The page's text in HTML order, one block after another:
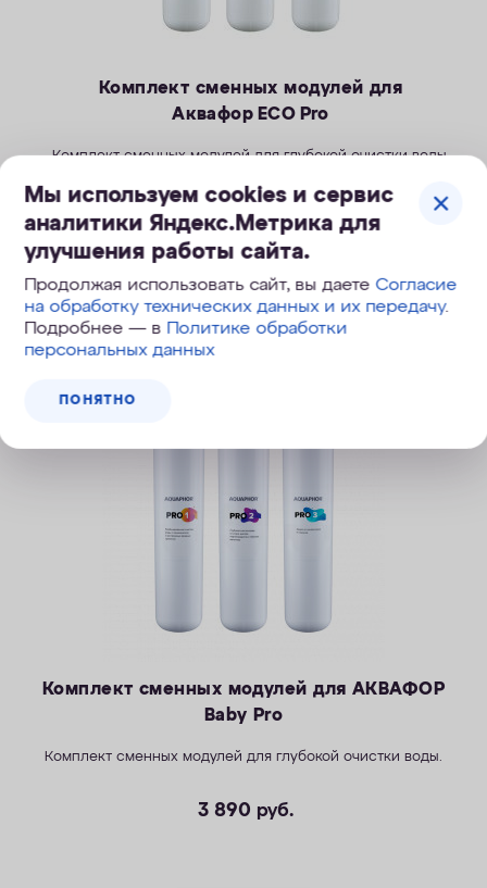
Комплект сменных модулей для
Аквафор ECO Pro
Комплект сменных модулей для глубокой очистки воды.
5 890
КУПИТЬ
Комплект сменных модулей для АКВАФОР
Baby Pro
Комплект сменных модулей для глубокой очистки воды.
3 890 руб.
Мы используем cookies и сервис
аналитики Яндекс.Метрика для
улучшения работы сайта.
Продолжая использовать сайт, вы даетеСогласие
на обработку технических данных и их передачу.
Подробнее — в Политике обработки
персональных данных
ПОНЯТНО